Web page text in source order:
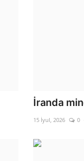
İranda
15 İyul, 2026 0